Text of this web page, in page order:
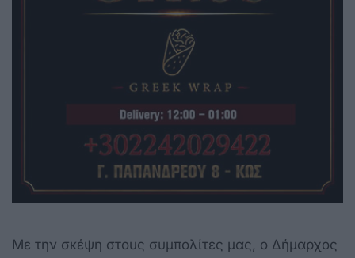
Με την σκέψη στους συμπολίτες μας, ο Δήμαρχος